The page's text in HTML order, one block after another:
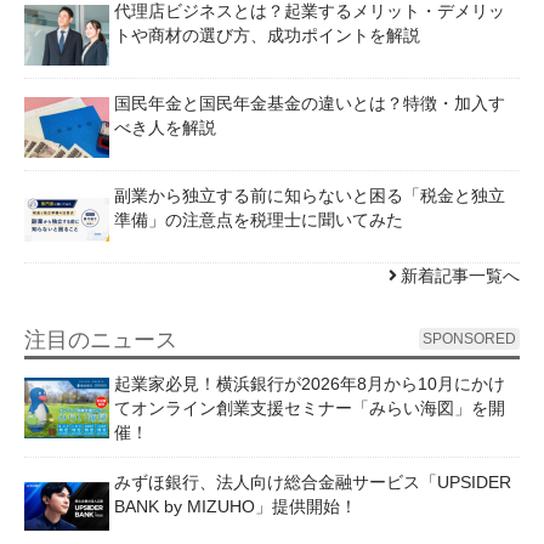
代理店ビジネスとは？起業するメリット・デメリッ
トや商材の選び方、成功ポイントを解説
国民年金と国民年金基金の違いとは？特徴・加入す
べき人を解説
副業から独立する前に知らないと困る「税金と独立
準備」の注意点を税理士に聞いてみた
新着記事一覧へ
注目のニュース SPONSORED
起業家必見！横浜銀行が2026年8月から10月にかけ
てオンライン創業支援セミナー「みらい海図」を開
催！
みずほ銀行、法人向け総合金融サービス「UPSIDER
BANK by MIZUHO」提供開始！